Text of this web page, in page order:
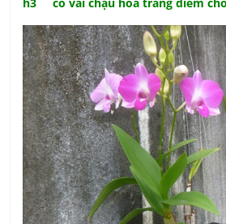
h3 có vài chậu hoa trang điểm